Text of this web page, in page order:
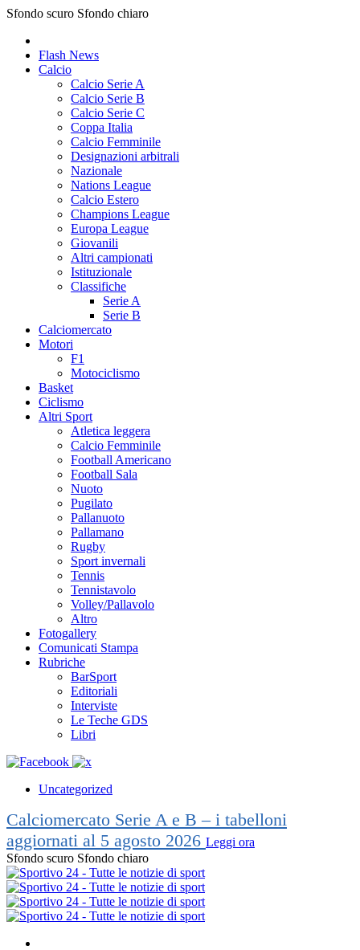
Sfondo scuro Sfondo chiaro
Flash News
Calcio
Calcio Serie A
Calcio Serie B
Calcio Serie C
Coppa Italia
Calcio Femminile
Designazioni arbitrali
Nazionale
Nations League
Calcio Estero
Champions League
Europa League
Giovanili
Altri campionati
Istituzionale
Classifiche
Serie A
Serie B
Calciomercato
Motori
F1
Motociclismo
Basket
Ciclismo
Altri Sport
Atletica leggera
Calcio Femminile
Football Americano
Football Sala
Nuoto
Pugilato
Pallanuoto
Pallamano
Rugby
Sport invernali
Tennis
Tennistavolo
Volley/Pallavolo
Altro
Fotogallery
Comunicati Stampa
Rubriche
BarSport
Editoriali
Interviste
Le Teche GDS
Libri
Uncategorized
Calciomercato Serie A e B – i tabelloni
aggiornati al 5 agosto 2026 Leggi ora
Sfondo scuro Sfondo chiaro